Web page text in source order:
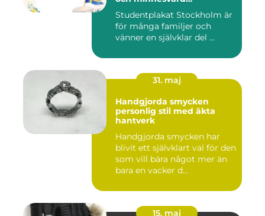
Studentplakat Stockholm är
för många familjer och
vänner en självklar del ...
31. maj
Handgjorda smycken
personlig stil med äkta
hantverk
Handgjorda smycken har
blivit ett självklart val för den
som vill bära något mer än
bara en vacker d...
15. maj